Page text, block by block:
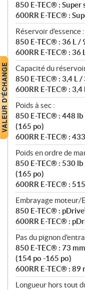
850 E-TEC® : Super
600RR E-TEC® :
Réservoir d'essence :
850 E-TEC® : 36 L /
600RR E-TEC® : 36
Capacité du
850 E-TEC® : 3,4 L /
600RR E-TEC® : 3,4
Poids à sec :
850 E-TEC® : 448
(165 po)
600RR E-TEC® :
Poids en ordre de
850 E-TEC® : 530
(165 po)
600RR E-TEC® :
Embrayage moteur/
850 E-TEC® : pDrive
600RR E-TEC® :
Pas du pignon
850 E-TEC® : 73
(154 po -165 po)
600RR E-TEC® : 89
Longueur hors tout